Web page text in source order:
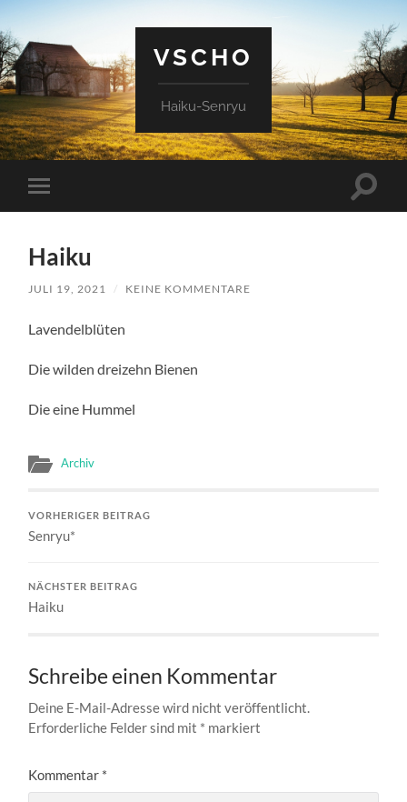
VSCHO
Haiku-Senryu
Mobile-
Menü
Haiku
JULI 19, 2021 / KEINE KOMMENTARE
Lavendelblüten
Die wilden dreizehn Bienen
Die eine Hummel
Archiv
VORHERIGER BEITRAG
Senryu*
NÄCHSTER BEITRAG
Haiku
Schreibe einen Kommentar
Deine E-Mail-Adresse wird nicht veröffentlicht.
Erforderliche Felder sind mit * markiert
Kommentar *